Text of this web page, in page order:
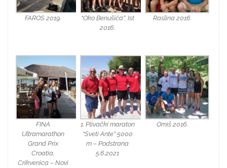
FAROS 2019.
“Oko Benušića”, Ist
2016.
Raslina 2016.
FINA
Ultramarathon
Grand Prix
Croatia,
Crikvenica – Novi
1. Plivački maraton
“Sveti Ante” 5000
m – Podstrana
5.6.2021
Omiš 2016.